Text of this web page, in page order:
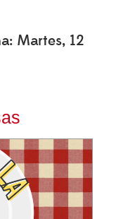
Martes, 12